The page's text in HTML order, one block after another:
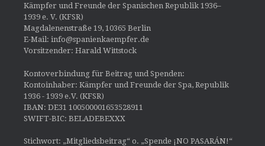
Kämpfer und Freunde der Spanischen Republik 1936–
1939 e. V. (KFSR)
Magdalenenstraße 19, 10365 Berlin
E-Mail: info@spanienkaempfer.de
Vorsitzender: Harald Wittstock
Kontoverbindung für Beitrag und Spenden:
Kontoinhaber: Kämpfer und Freunde der Spa, Republik
1936 - 1939 e.V. (KFSR)
IBAN: DE31 100500001653528911
SWIFT-BIC: BELADEBEXXX
Stichwort: „Mitgliedsbeitrag“ o. „Spende ¡NO PASARÁN!“